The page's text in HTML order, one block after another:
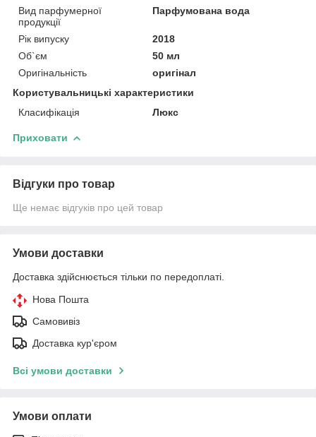
Вид парфумерної
продукції
Парфумована вода
Рік випуску
2018
Об`єм
50 мл
Оригінальність
оригінал
Користувальницькі характеристики
Класифікація
Люкс
Приховати
Відгуки про товар
Ще немає відгуків про цей товар
Умови доставки
Доставка здійснюється тільки по передоплаті.
Нова Пошта
Самовивіз
Доставка кур'єром
Всі умови доставки
Умови оплати